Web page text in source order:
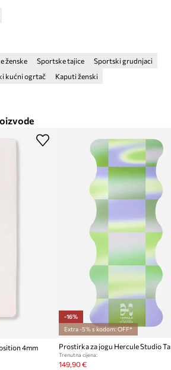
ženske Sportske tajice
Sportski grudnjaci
kućni ogrtač
Kaputi ženski
4mm
-16%
Extra -5% s kodom: OFF*
Trenutna cijena:
149,90 €